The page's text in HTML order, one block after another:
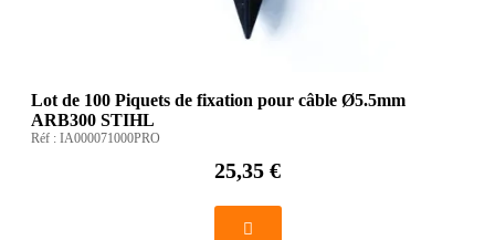
Lot de 100 Piquets de fixation pour câble Ø5.5mm
ARB300 STIHL
Réf : IA000071000PRO
25,35 €